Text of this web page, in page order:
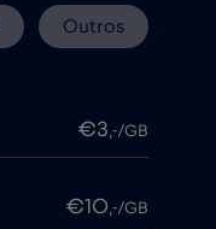
Outros
€3,-/GB
€10,-/GB